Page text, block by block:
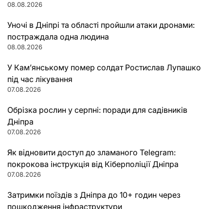
08.08.2026
Уночі в Дніпрі та області пройшли атаки дронами:
постраждала одна людина
08.08.2026
У Кам’янському помер солдат Ростислав Лупашко
під час лікування
07.08.2026
Обрізка рослин у серпні: поради для садівників
Дніпра
07.08.2026
Як відновити доступ до зламаного Telegram:
покрокова інструкція від Кіберполіції Дніпра
07.08.2026
Затримки поїздів з Дніпра до 10+ годин через
пошкодження інфраструктури